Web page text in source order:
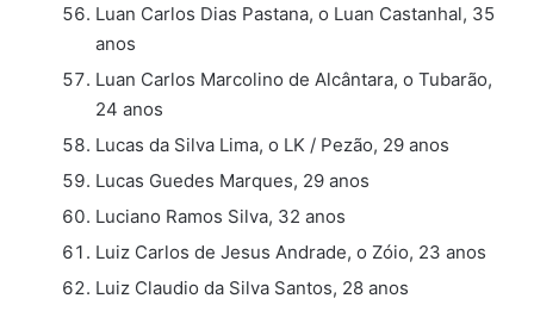
Luan Carlos Dias Pastana, o Luan Castanhal, 35
anos
Luan Carlos Marcolino de Alcântara, o Tubarão,
24 anos
Lucas da Silva Lima, o LK / Pezão, 29 anos
Lucas Guedes Marques, 29 anos
Luciano Ramos Silva, 32 anos
Luiz Carlos de Jesus Andrade, o Zóio, 23 anos
Luiz Claudio da Silva Santos, 28 anos